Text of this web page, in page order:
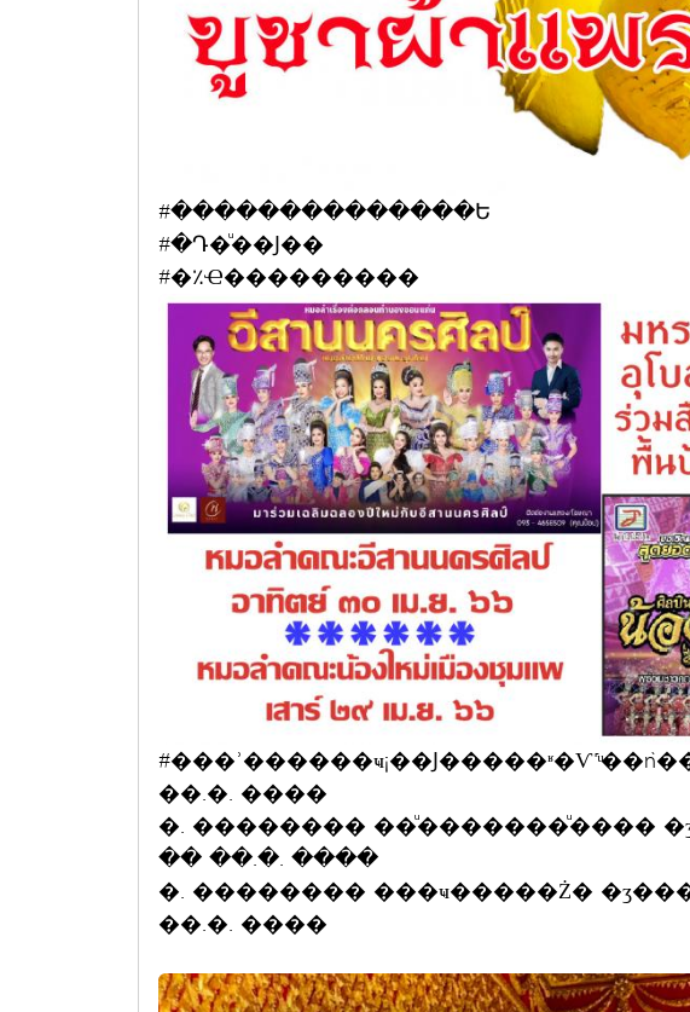
#��������������Ե
#�Դ�ͧ��Ϳ��
#�٪Ҽ���������
��.�. ����
�. �������� ��ͧ�������ͧ����
�� ��.�. ����
�. �������� ���ҹ�����Ż�
��.�. ����